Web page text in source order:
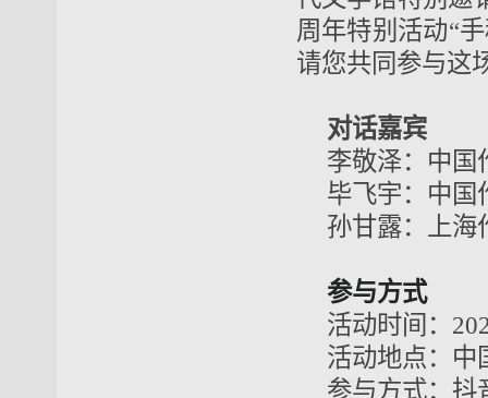
周年特别活动“
请您共同参与这
对话嘉宾
李敬泽：中国
毕飞宇：中国
孙甘露：上海
参与方式
活动时间：
活动地点：中
参与方式：抖